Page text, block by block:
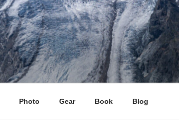
Photo Gear Book Blog